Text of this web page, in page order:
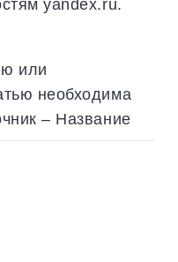
yandex.ru.
или
необходима
– Название